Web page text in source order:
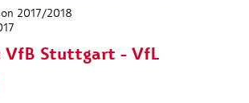
2017/2018
VfB Stuttgart - VfL